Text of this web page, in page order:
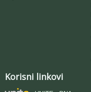
Korisni linkovi